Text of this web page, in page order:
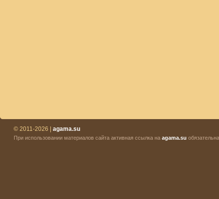
© 2011-2026 | agama.su
При использовании материалов сайта активная ссылка на agama.su